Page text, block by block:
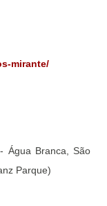
mirante/
Água Branca, São
Parque)